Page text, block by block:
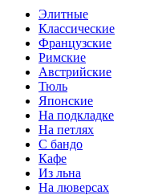
Элитные
Классические
Французские
Римские
Австрийские
Тюль
Японские
На подкладке
На петлях
С бандо
Кафе
Из льна
На люверсах